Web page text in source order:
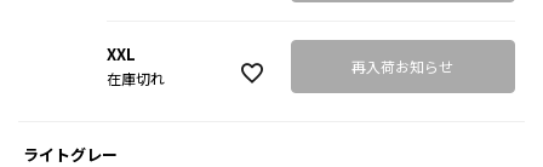
XXL
在庫切れ
再入荷お知らせ
ライトグレー